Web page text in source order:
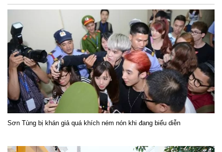
Sơn Tùng bị khán giả quá khích ném nón khi đang biểu diễn